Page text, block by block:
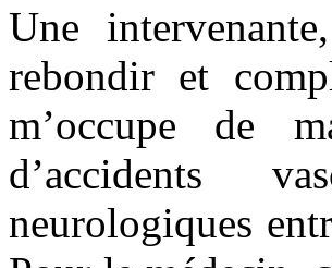
Une
rebondir et
m’occupe de
d’accidents
neurologiques